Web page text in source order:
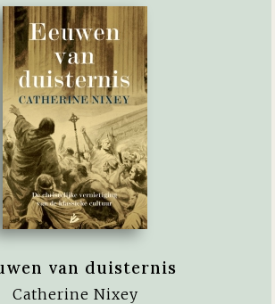
van duisternis
Catherine Nixey